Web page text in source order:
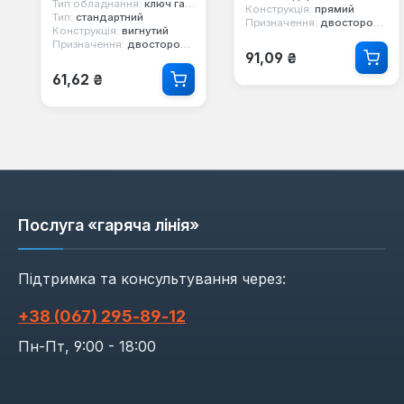
Тип обладнання: ключ гайковий
Тип: стандартний
Конструкція: вигнутий
Призначення: двосторонній, 12-ти гранний, накидний
Звичайна ціна:
61,62 ₴
Конструкція: прямий
Призначення: двосторонній, ріжковий
Звичайна ціна:
91,09 ₴
Послуга «гаряча лінія»
Підтримка та консультування через:
+38 (067) 295‑89‑12
Пн-Пт, 9:00 - 18:00